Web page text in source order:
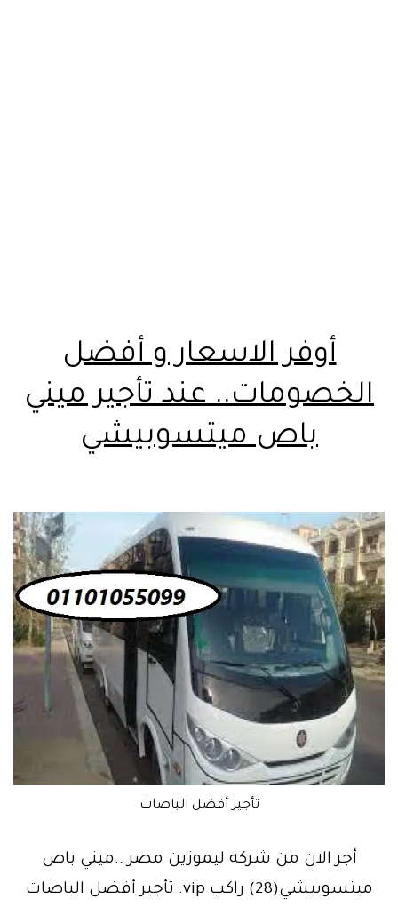
أوفر الاسعار و أفضل
الخصومات.. عند تأجير ميني
باص ميتسوبيشي
تأجير أفضل الباصات
أجر الان من شركه ليموزين مصر ..ميني باص
ميتسوبيشي(28) راكب vip. تأجير أفضل الباصات